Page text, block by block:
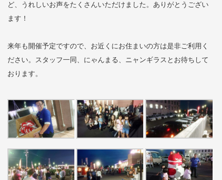
ど、うれしいお声をたくさんいただけました。ありがとうござい
ます！
来年も開催予定ですので、お近くにお住まいの方は是非ご利用く
ださい。スタッフ一同、にゃんまる、ニャンギラスとお待ちして
おります。